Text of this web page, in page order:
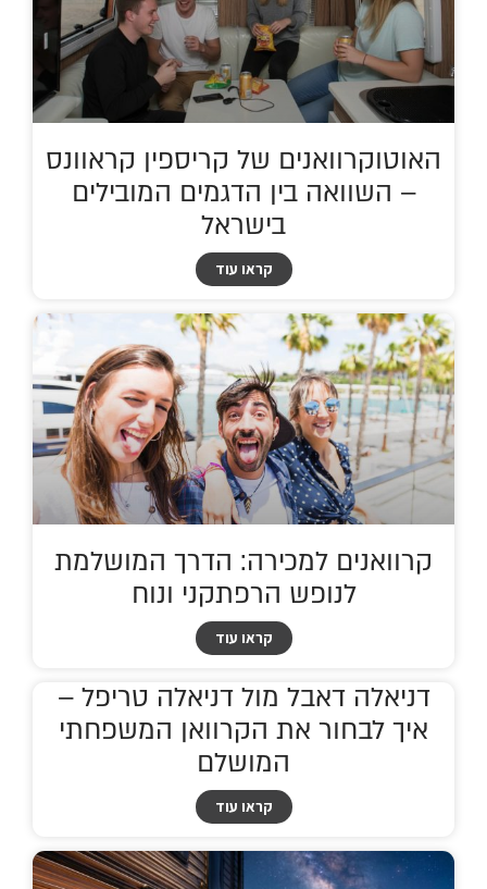
האוטוקרוואנים של קריספין קראוונס
– השוואה בין הדגמים המובילים
בישראל
קראו עוד
קרוואנים למכירה: הדרך המושלמת
לנופש הרפתקני ונוח
קראו עוד
דניאלה דאבל מול דניאלה טריפל –
איך לבחור את הקרוואן המשפחתי
המושלם
קראו עוד